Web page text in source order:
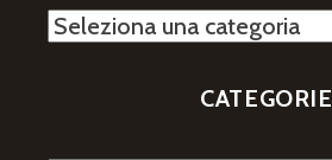
Categorie
CATEGORIE